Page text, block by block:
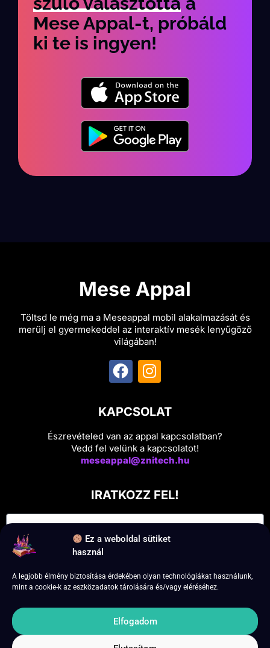
Ez a weboldal sütiket
használ
A legjobb élmény biztosítása érdekében olyan technológiákat használunk,
mint a cookie-k az eszközadatok tárolására és/vagy eléréséhez.
Elfogadom
Mese Appal-t, próbáld
ki te is ingyen!
Mese Appal
Töltsd le még ma a Meseappal mobil alakalmazását és
merülj el gyermekeddel az interaktív mesék lenyűgöző
világában!
KAPCSOLAT
Észrevételed van az appal kapcsolatban?
Vedd fel velünk a kapcsolatot!
meseappal@znitech.hu
IRATKOZZ FEL!
Iratkozz fel és csatlakozz a 7 napos próba időszakhoz!